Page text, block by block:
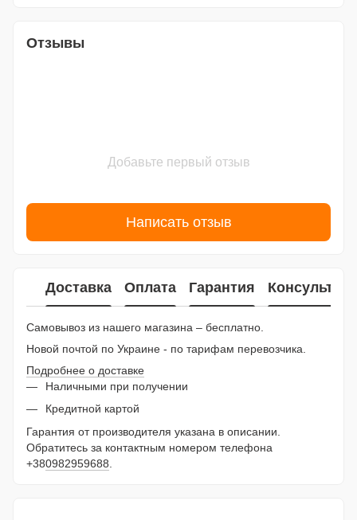
Отзывы
Добавьте первый отзыв
Написать отзыв
Доставка Оплата Гарантия
Самовывоз из нашего магазина – бесплатно.
Новой почтой по Украине - по тарифам перевозчика.
Подробнее о доставке
Наличными при получении
Кредитной картой
Гарантия от производителя указана в описании.
Обратитесь за контактным номером телефона
+380982959688